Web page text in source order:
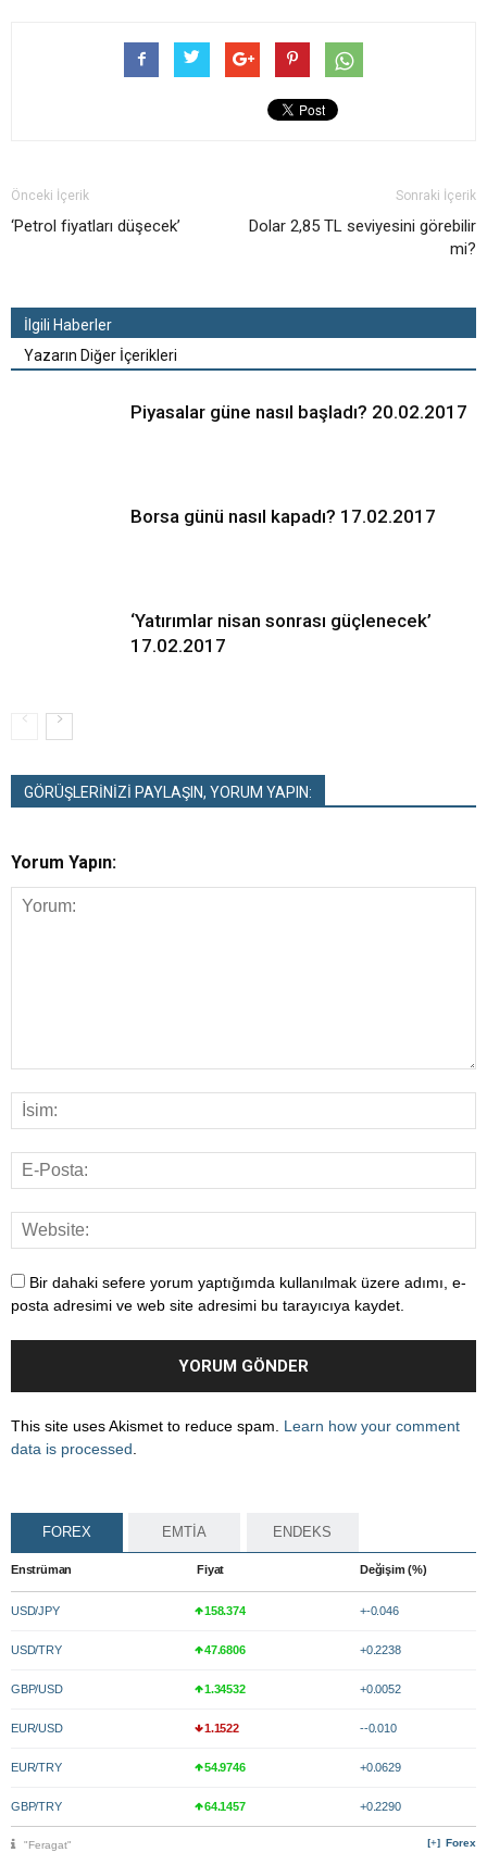
Önceki İçerik
‘Petrol fiyatları düşecek’
Sonraki İçerik
Dolar 2,85 TL seviyesini görebilir
mi?
İlgili Haberler
Yazarın Diğer İçerikleri
Piyasalar güne nasıl başladı? 20.02.2017
Borsa günü nasıl kapadı? 17.02.2017
‘Yatırımlar nisan sonrası güçlenecek’
17.02.2017
GÖRÜŞLERİNİZİ PAYLAŞIN, YORUM YAPIN:
Yorum Yapın:
Bir dahaki sefere yorum yaptığımda kullanılmak üzere adımı, e-
posta adresimi ve web site adresimi bu tarayıcıya kaydet.
This site uses Akismet to reduce spam. Learn how your comment
data is processed
FOREX EMTİA ENDEKS
Enstrüman Fiyat Değişim (%)
USD/JPY 158.374 +-0.046
USD/TRY 47.6806 +0.2238
GBP/USD 1.34532 +0.0052
EUR/USD 1.1522 --0.010
EUR/TRY 54.9746 +0.0629
GBP/TRY 64.1457 +0.2290
Forex
"Feragat"